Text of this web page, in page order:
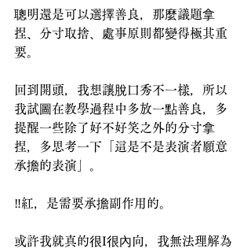
聰明還是可以選擇善良，那麼議題拿
捏、分寸取捨、處事原則都變得極其重
要。
回到開頭，我想讓脫口秀不一樣，所以
我試圖在教學過程中多放一點善良，多
提醒一些除了好不好笑之外的分寸拿
捏，多思考一下「這是不是表演者願意
承擔的表演」。
‼️紅，是需要承擔副作用的。
或許我就真的很I很內向，我無法理解為